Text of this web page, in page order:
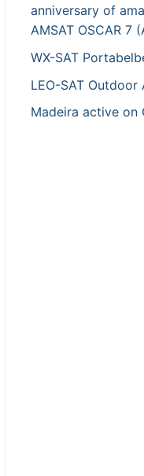
anniversary of
AMSAT OSCAR 7
WX-SAT
LEO-SAT
Madeira active on